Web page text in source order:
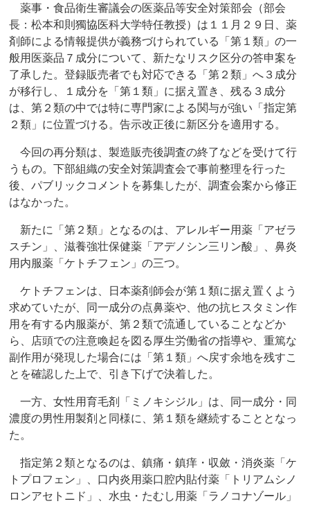
薬事・食品衛生審議会の医薬品等安全対策部会（部会
長：松本和則獨協医科大学特任教授）は１１月２９日、薬
剤師による情報提供が義務づけられている「第１類」の一
般用医薬品７成分について、新たなリスク区分の答申案を
了承した。登録販売者でも対応できる「第２類」へ３成分
が移行し、１成分を「第１類」に据え置き、残る３成分
は、第２類の中では特に専門家による関与が強い「指定第
２類」に位置づける。告示改正後に新区分を適用する。
今回の再分類は、製造販売後調査の終了などを受けて行
うもの。下部組織の安全対策調査会で事前整理を行った
後、パブリックコメントを募集したが、調査会案から修正
はなかった。
新たに「第２類」となるのは、アレルギー用薬「アゼラ
スチン」、滋養強壮保健薬「アデノシン三リン酸」、鼻炎
用内服薬「ケトチフェン」の三つ。
ケトチフェンは、日本薬剤師会が第１類に据え置くよう
求めていたが、同一成分の点鼻薬や、他の抗ヒスタミン作
用を有する内服薬が、第２類で流通していることなどか
ら、店頭での注意喚起を図る厚生労働省の指導や、重篤な
副作用が発現した場合には「第１類」へ戻す余地を残すこ
とを確認した上で、引き下げで決着した。
一方、女性用育毛剤「ミノキシジル」は、同一成分・同
濃度の男性用製剤と同様に、第１類を継続することとなっ
た。
指定第２類となるのは、鎮痛・鎮痒・収斂・消炎薬「ケ
トプロフェン」、口内炎用薬口腔内貼付薬「トリアムシノ
ロンアセトニド」、水虫・たむし用薬「ラノコナゾール」